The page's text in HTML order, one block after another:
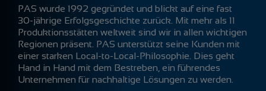
PAS wurde 1992 gegründet und blickt auf eine fast
30-jährige Erfolgsgeschichte zurück. Mit mehr als 11
Produktionsstätten weltweit sind wir in allen wichtigen
Regionen präsent. PAS unterstützt seine Kunden mit
einer starken Local-to-Local-Philosophie. Dies geht
Hand in Hand mit dem Bestreben, ein führendes
Unternehmen für nachhaltige Lösungen zu werden.